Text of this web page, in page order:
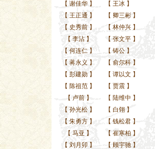
【 谢佳华】 【 王冰 】
【 王正通 】 【 卿三彬 】
【 史秀前】 【 林仲兴 】
【 李沾】 【 张文平 】
【 何连仁】 【 铸公 】
【 蒋永义 】 【 俞尔科 】
【 彭建勋】 【 谭以文 】
【 陈祖范】 【 贾震 】
【 卢前】 【 陆维中 】
【 孙光松】 【 白翎 】
【 朱勇方】 【 钱松君 】
【 马亚 】 【 崔寒柏 】
【 刘月卯 】 【 顾宇驰 】